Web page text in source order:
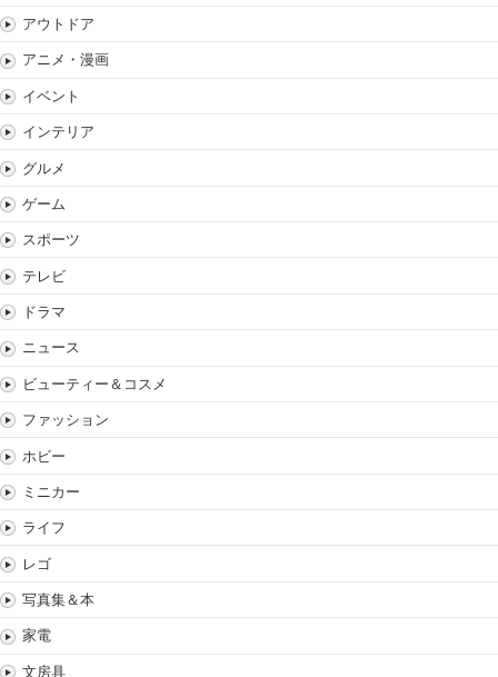
アウトドア
アニメ・漫画
イベント
インテリア
グルメ
ゲーム
スポーツ
テレビ
ドラマ
ニュース
ビューティー＆コスメ
ファッション
ホビー
ミニカー
ライフ
レゴ
写真集＆本
家電
文房具